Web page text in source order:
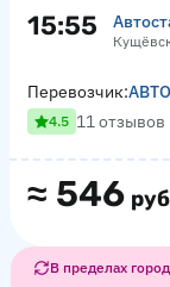
15:55
≈ 546
Перевозчик:
4.5 11 отзывов
В пределах